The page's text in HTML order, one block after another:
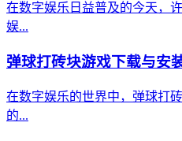
在数字娱乐日益普及的今天，
娱...
弹球打砖块游戏下载与安
在数字娱乐的世界中，弹球打
的...